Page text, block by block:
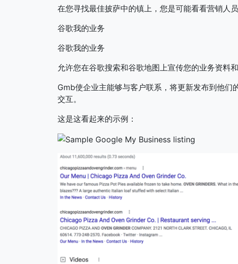
在您寻找最佳披萨中的镇上，您是可能看看营销人
谷歌我的业务
谷歌我的业务
允许您在谷歌搜索和谷歌地图上宣传您的业务资料和
Gmb使企业主能够与客户联系，将更新发布到他
交互。
这是这看起来的示例：